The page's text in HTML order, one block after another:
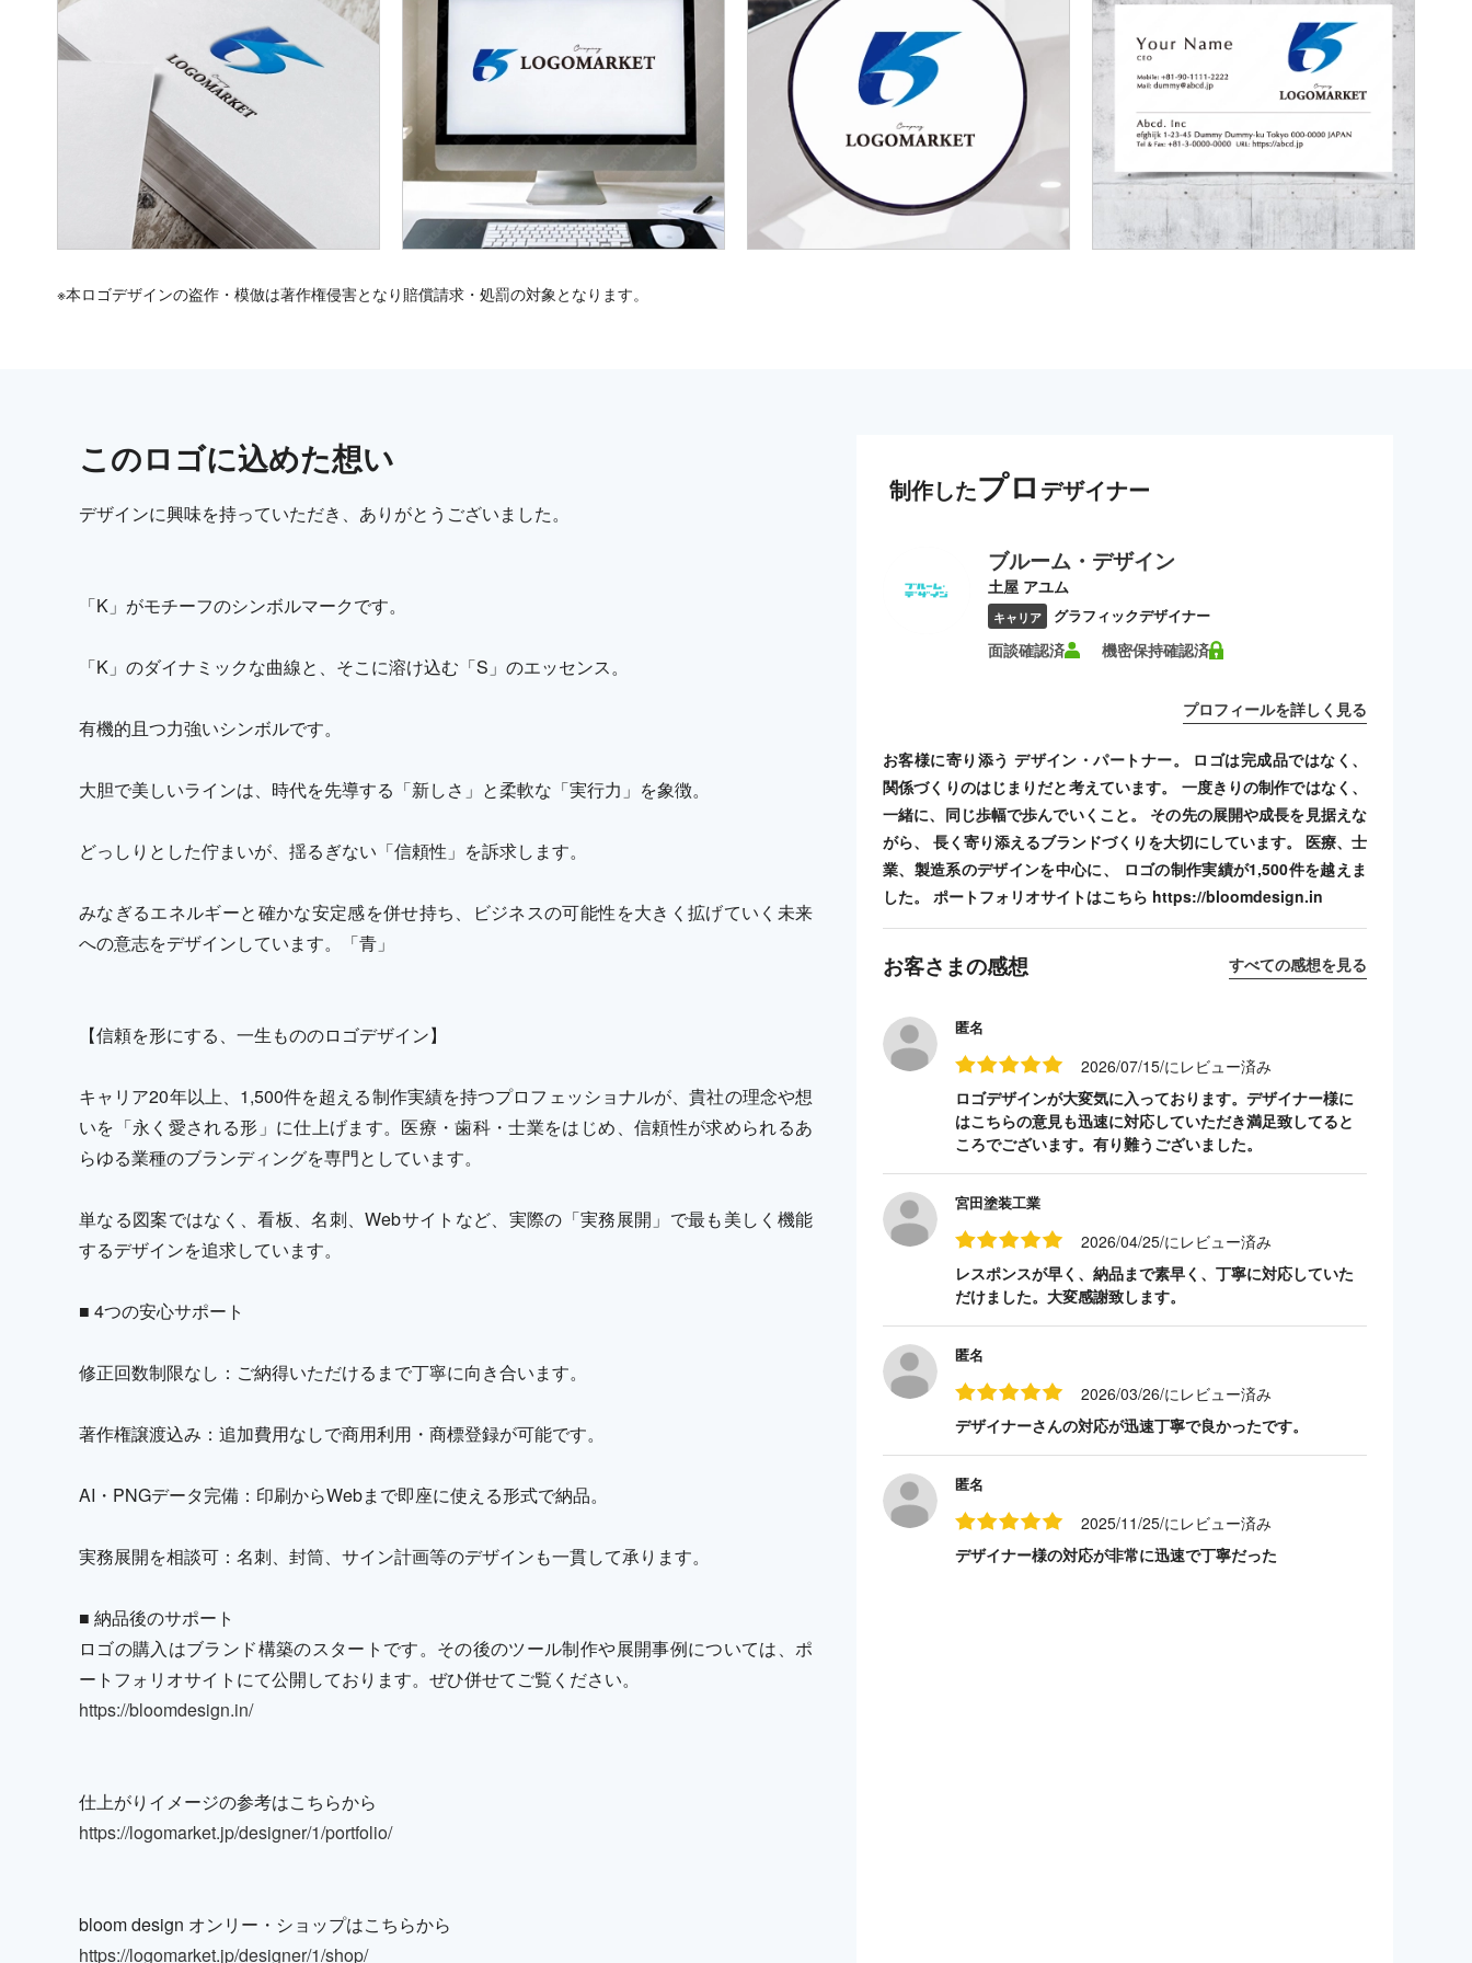
※本ロゴデザインの盗作・模倣は著作権侵害となり賠償請求・処罰の対象となります。
このロゴに込めた想い
デザインに興味を持っていただき、ありがとうございました。
「K」がモチーフのシンボルマークです。
「K」のダイナミックな曲線と、そこに溶け込む「S」のエッセンス。
有機的且つ力強いシンボルです。
大胆で美しいラインは、時代を先導する「新しさ」と柔軟な「実行力」を象徴。
どっしりとした佇まいが、揺るぎない「信頼性」を訴求します。
みなぎるエネルギーと確かな安定感を併せ持ち、ビジネスの可能性を大きく拡げていく未来
への意志をデザインしています。「青」
【信頼を形にする、一生もののロゴデザイン】
キャリア20年以上、1,500件を超える制作実績を持つプロフェッショナルが、貴社の理念や想
いを「永く愛される形」に仕上げます。医療・歯科・士業をはじめ、信頼性が求められるあ
らゆる業種のブランディングを専門としています。
単なる図案ではなく、看板、名刺、Webサイトなど、実際の「実務展開」で最も美しく機能
するデザインを追求しています。
■ 4つの安心サポート
修正回数制限なし：ご納得いただけるまで丁寧に向き合います。
著作権譲渡込み：追加費用なしで商用利用・商標登録が可能です。
AI・PNGデータ完備：印刷からWebまで即座に使える形式で納品。
実務展開を相談可：名刺、封筒、サイン計画等のデザインも一貫して承ります。
■ 納品後のサポート
ロゴの購入はブランド構築のスタートです。その後のツール制作や展開事例については、ポ
ートフォリオサイトにて公開しております。ぜひ併せてご覧ください。
https://bloomdesign.in/
仕上がりイメージの参考はこちらから
https://logomarket.jp/designer/1/portfolio/
bloom design オンリー・ショップはこちらから
https://logomarket.jp/designer/1/shop/
制作したプロ デザイナー
ブルーム・デザイン
土屋 アユム
キャリア グラフィックデザイナー
面談確認済 機密保持確認済
プロフィールを詳しく見る
お客様に寄り添う デザイン・パートナー。 ロゴは完成品ではなく、
関係づくりのはじまりだと考えています。 一度きりの制作ではなく、
一緒に、同じ歩幅で歩んでいくこと。 その先の展開や成長を見据えな
がら、 長く寄り添えるブランドづくりを大切にしています。 医療、士
業、製造系のデザインを中心に、 ロゴの制作実績が1,500件を越えま
した。 ポートフォリオサイトはこちら https://bloomdesign.in
お客さまの感想 すべての感想を見る
匿名
2026/07/15/にレビュー済み
ロゴデザインが大変気に入っております。デザイナー様に
はこちらの意見も迅速に対応していただき満足致してると
ころでございます。有り難うございました。
宮田塗装工業
2026/04/25/にレビュー済み
レスポンスが早く、納品まで素早く、丁寧に対応していた
だけました。大変感謝致します。
匿名
2026/03/26/にレビュー済み
デザイナーさんの対応が迅速丁寧で良かったです。
匿名
2025/11/25/にレビュー済み
デザイナー様の対応が非常に迅速で丁寧だった